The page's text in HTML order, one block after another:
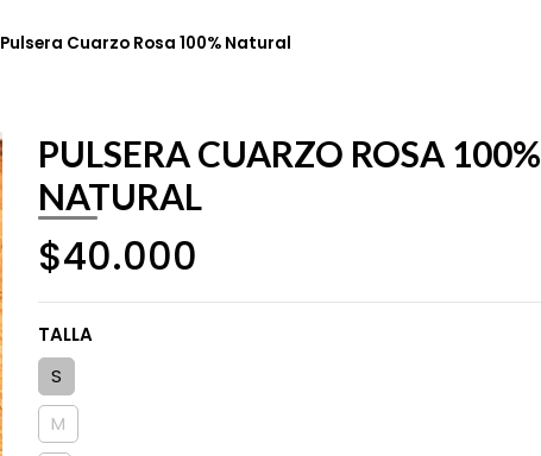
Pulsera Cuarzo Rosa 100% Natural
PULSERA CUARZO ROSA 100%
NATURAL
$40.000
TALLA
S
M